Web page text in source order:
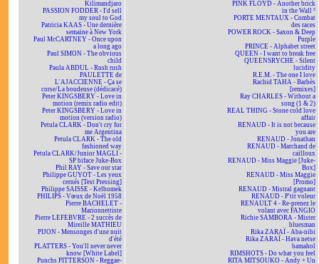
Kilimandjaro
PASSION FODDER - I'd sell
my soul to God
Patricia KAAS - Une dernière
semaine à New York
Paul McCARTNEY - Once upon
a long ago
Paul SIMON - The obvious
child
Paula ABDUL - Rush rush
PAULETTE de
L'AJACCIENNE - Ça se
corse/La boudeuse (dédicacé)
Peter KINGSBERY - Love in
motion (remix radio edit)
Peter KINGSBERY - Love in
motion (version radio)
Petula CLARK - Don't cry for
me Argentina
Petula CLARK - The old
fashioned way
Petula CLARK/Junior MAGLI -
SP biface Juke-Box
Phil RAY - Save our star
Philippe GUYOT - Les yeux
cernés [Test Pressing]
Philippe SAISSE - Kelbomek
PHILIPS - Vœux de Noël 1958
Pierre BACHELET -
Marionnettiste
Pierre LEFEBVRE - 2 succès de
Mireille MATHIEU
PIJON - Mensonges d'une nuit
d'été
PLATTERS - You'll never never
know [White Label]
Punchs PITTERSON - Reggae-
PINK FLOYD - Another brick
in the Wall ²
PORTE MENTAUX - Combat
des races
POWER ROCK - Saxon & Deep
Purple
PRINCE - Alphabet street
QUEEN - I want to break free
QUEENSRYCHE - Silent
lucidity
R.E.M. - The one I love
Rachid TAHA - Barbès
[remixes]
Ray CHARLES - Without a
song (1 & 2)
REAL THING - Stone cold love
affair
RENAUD - It is not because
you are
RENAUD - Jonathan
RENAUD - Marchand de
cailloux
RENAUD - Miss Maggie [Juke-
Box]
RENAUD - Miss Maggie
[Promo]
RENAUD - Mistral gagnant
RENAUD - P'tit voleur
RENAULT 4 - Re-prenez le
volant avec FANGIO
Richie SAMBORA - Mister
bluesman
Rika ZARAÏ - Aba-nibi
Rika ZARAÏ - Hava netse
bamahol
RIMSHOTS - Do what you feel
RITA MITSOUKO - Andy + Un